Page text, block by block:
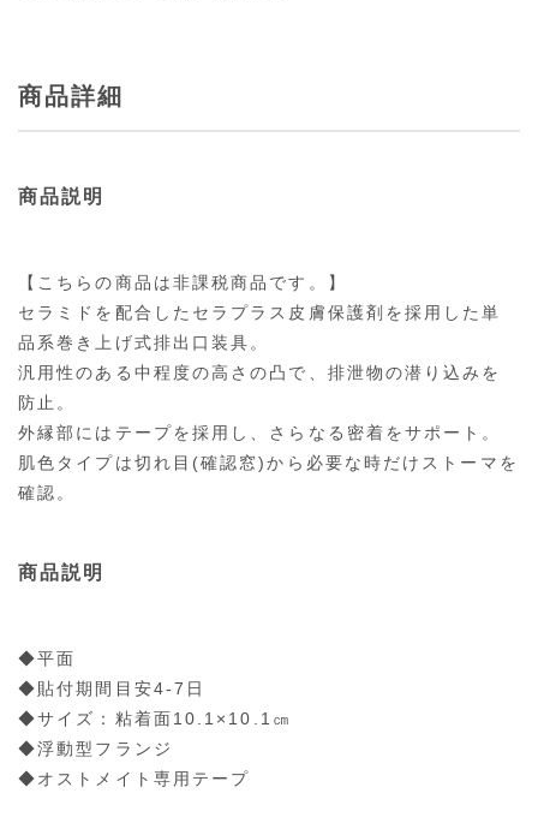
商品詳細
商品説明
【こちらの商品は非課税商品です。】
セラミドを配合したセラプラス皮膚保護剤を採用した単
品系巻き上げ式排出口装具。
汎用性のある中程度の高さの凸で、排泄物の潜り込みを
防止。
外縁部にはテープを採用し、さらなる密着をサポート。
肌色タイプは切れ目(確認窓)から必要な時だけストーマを
確認。
商品説明
◆平面
◆貼付期間目安4-7日
◆サイズ：粘着面10.1×10.1㎝
◆浮動型フランジ
◆オストメイト専用テープ